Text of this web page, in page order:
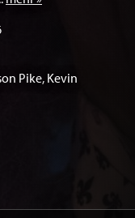
Pike, Kevin